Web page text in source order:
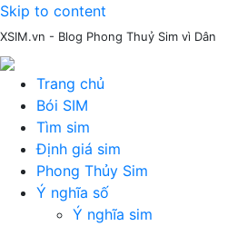
Skip to content
XSIM.vn - Blog Phong Thuỷ Sim vì Dân
Trang chủ
Bói SIM
Tìm sim
Định giá sim
Phong Thủy Sim
Ý nghĩa số
Ý nghĩa sim